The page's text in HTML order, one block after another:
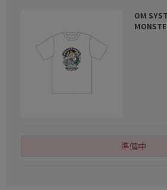
OM
準備中